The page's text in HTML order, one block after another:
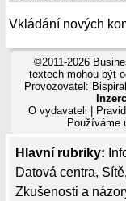
Hlavní rubriky:
Datová centra, Sítě,
Zkušenosti a
Vkládání nových
©2011-2026
textech mohou být
Provozovatel:
O vydavateli
Používáme